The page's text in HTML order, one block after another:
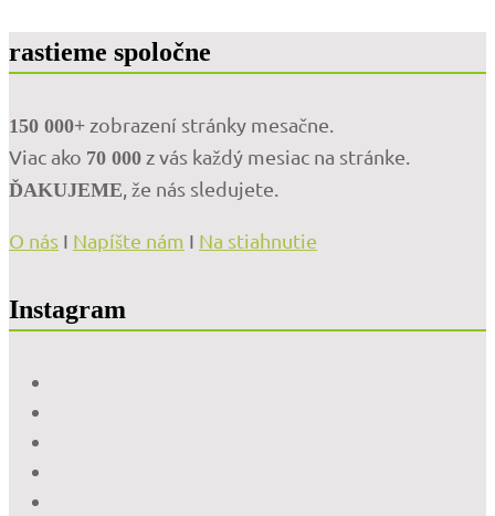
rastieme spoločne
150 000+ zobrazení stránky mesačne.
Viac ako 70 000 z vás každý mesiac na stránke.
ĎAKUJEME , že nás sledujete.
O nás I Napíšte nám I Na stiahnutie
Instagram